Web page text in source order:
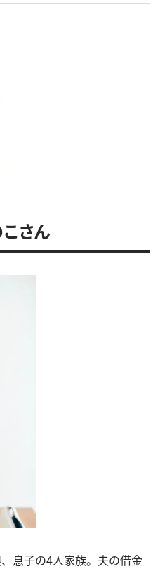
さん
息子の4人家族。夫の借金